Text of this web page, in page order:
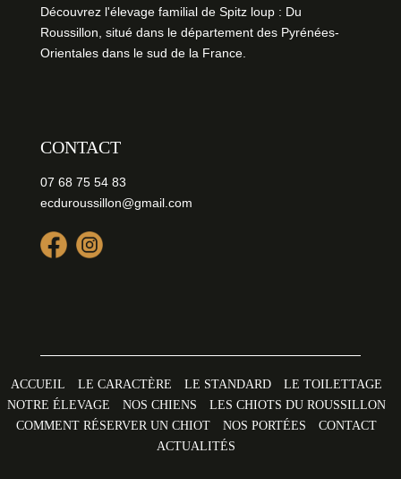
Découvrez l'élevage familial de Spitz loup : Du
Roussillon, situé dans le département des Pyrénées-
Orientales dans le sud de la France.
CONTACT
07 68 75 54 83
ecduroussillon@gmail.com
ACCUEIL LE CARACTÈRE LE STANDARD
LE TOILETTAGE
NOTRE ÉLEVAGE
NOS CHIENS
LES CHIOTS DU ROUSSILLON
COMMENT RÉSERVER UN CHIOT
NOS PORTÉES
CONTACT
ACTUALITÉS